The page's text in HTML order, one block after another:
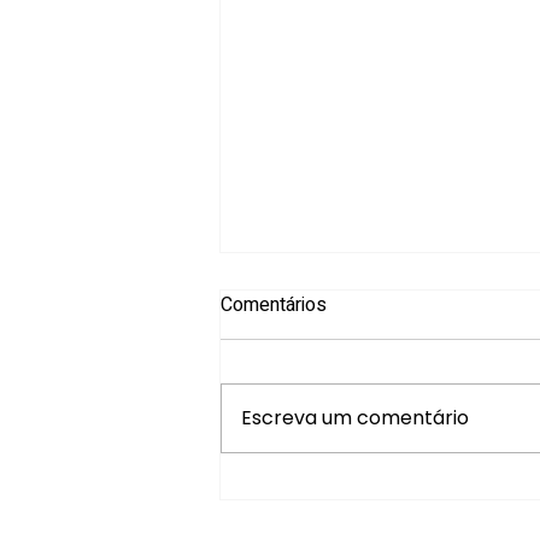
Comentários
Escreva um comentário